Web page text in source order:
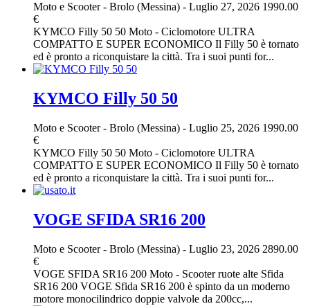
Moto e Scooter- Brolo (Messina) - Luglio 27, 2026 1990.00
€
KYMCO Filly 50 50 Moto - Ciclomotore ULTRA
COMPATTO E SUPER ECONOMICO Il Filly 50 è tornato
ed è pronto a riconquistare la città. Tra i suoi punti for...
KYMCO Filly 50 50
Moto e Scooter- Brolo (Messina) - Luglio 25, 2026 1990.00
€
KYMCO Filly 50 50 Moto - Ciclomotore ULTRA
COMPATTO E SUPER ECONOMICO Il Filly 50 è tornato
ed è pronto a riconquistare la città. Tra i suoi punti for...
VOGE SFIDA SR16 200
Moto e Scooter- Brolo (Messina) - Luglio 23, 2026 2890.00
€
VOGE SFIDA SR16 200 Moto - Scooter ruote alte Sfida
SR16 200 VOGE Sfida SR16 200 è spinto da un moderno
motore monocilindrico doppie valvole da 200cc,...